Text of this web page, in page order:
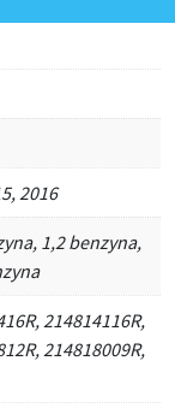
2016
1,2 benzyna,
214814116R,
214818009R,